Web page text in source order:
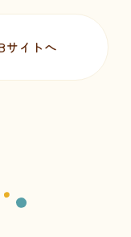
サイトへ